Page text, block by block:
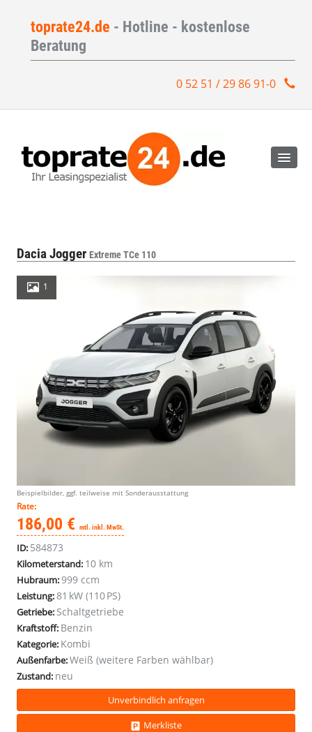
toprate24.de - Hotline - kostenlose
Beratung
0 52 51 / 29 86 91-0
Dacia Jogger Extreme TCe 110
1
Beispielbilder, ggf. teilweise mit Sonderausstattung
Rate:
186,00 € mtl. inkl. MwSt.
ID: 584873
Kilometerstand: 10 km
Hubraum:999 ccm
Leistung:81 kW (110 PS)
Getriebe: Schaltgetriebe
Kraftstoff: Benzin
Kategorie: Kombi
Außenfarbe:Weiß (weitere Farben wählbar)
Zustand: neu
Unverbindlich anfragen
Merkliste